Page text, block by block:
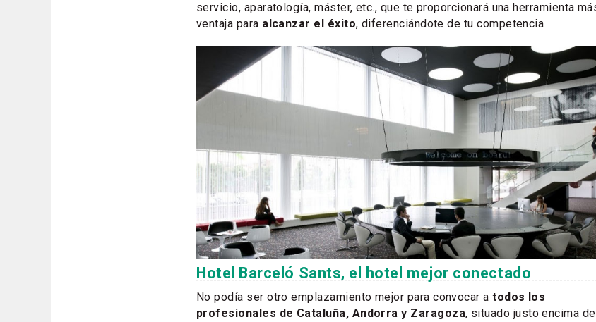
servicio, aparatología, máster, etc., que te proporcionará una herramienta
ventaja para alcanzar el éxito, diferenciándote de tu competencia
Hotel Barceló Sants, el hotel mejor conectado
No podía ser otro emplazamiento mejor para convocar atodos los
profesionales de Cataluña, Andorra y Zaragoza, situado justo encima